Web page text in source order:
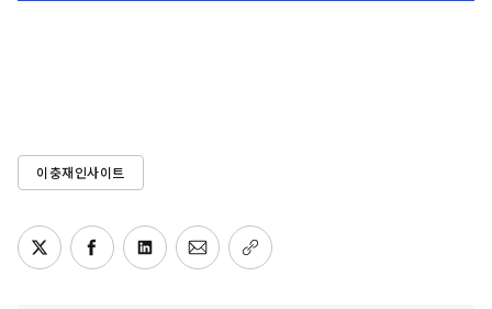
이충재인사이트